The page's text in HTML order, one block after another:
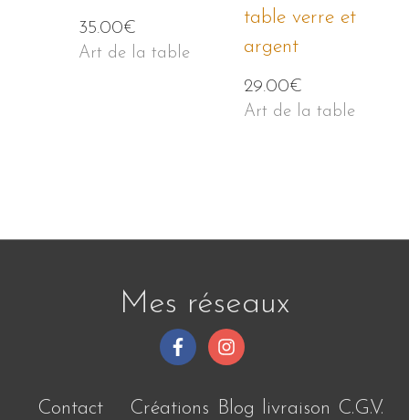
35.00€
Art de la table
table verre et
argent
29.00€
Art de la table
Mes réseaux
Contact
Créations Blog livraison C.G.V.